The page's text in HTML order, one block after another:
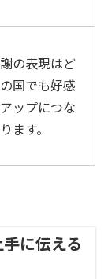
の表現はど
国でも好感
ップにつな
ます。
に伝える